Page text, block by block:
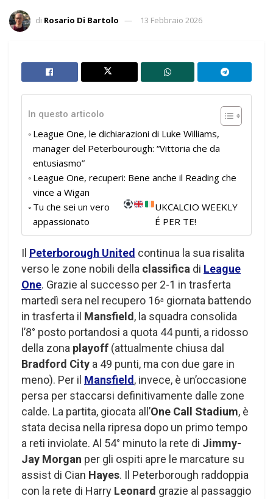
di Rosario Di Bartolo 13 Febbraio 2026
In questo articolo
League One, le dichiarazioni di Luke Williams,
manager del Peterbourough: “Vittoria che da
entusiasmo”
League One, recuperi: Bene anche il Reading che
vince a Wigan
Tu che sei un vero
appassionato
UKCALCIO WEEKLY
É PER TE!
Il Peterborough United continua la sua risalita
verso le zone nobili della classifica di League
One. Grazie al successo per 2-1 in trasferta
martedì sera nel recupero 16a giornata battendo
in trasferta il Mansfield, la squadra consolida
l’8° posto portandosi a quota 44 punti, a ridosso
della zona playoff (attualmente chiusa dal
Bradford City a 49 punti, ma con due gare in
meno). Per il Mansfield, invece, è un’occasione
persa per staccarsi definitivamente dalle zone
calde. La partita, giocata all’One Call Stadium, è
stata decisa nella ripresa dopo un primo tempo
a reti inviolate. Al 54° minuto la rete di Jimmy-
Jay Morgan per gli ospiti apre le marcature su
assist di Cian Hayes. Il Peterborough raddoppia
con la rete di Harry Leonard grazie al passaggio